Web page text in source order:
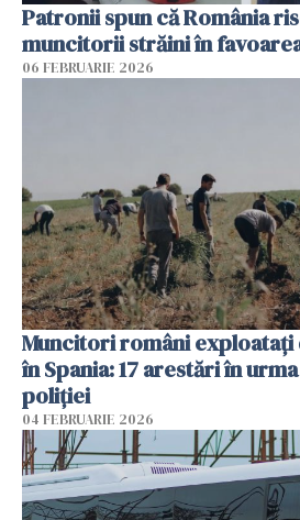
Patronii spun că România
muncitorii străini în
06 FEBRUARIE 2026
Muncitori români exploatați
în Spania: 17 arestări în
poliției
04 FEBRUARIE 2026